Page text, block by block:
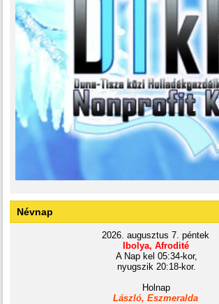
Névnap
2026. augusztus 7. péntek
Ibolya, Afrodité
A Nap kel 05:34-kor,
nyugszik 20:18-kor.
Holnap
László, Eszmeralda